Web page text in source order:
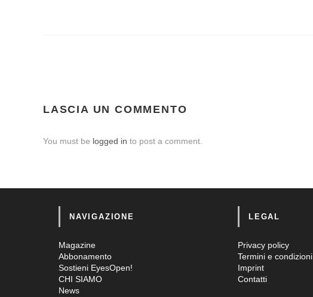
LASCIA UN COMMENTO
You must be logged in to post a comment.
NAVIGAZIONE
Magazine
Abbonamento
Sostieni EyesOpen!
CHI SIAMO
News
LEGAL
Privacy policy
Termini e condizioni
Imprint
Contatti